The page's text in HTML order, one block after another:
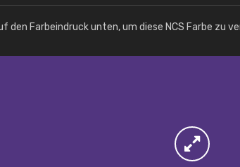
den Farbeindruck unten, um diese NCS Farbe zu